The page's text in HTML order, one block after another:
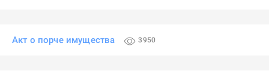
Акт о порче имущества 3950